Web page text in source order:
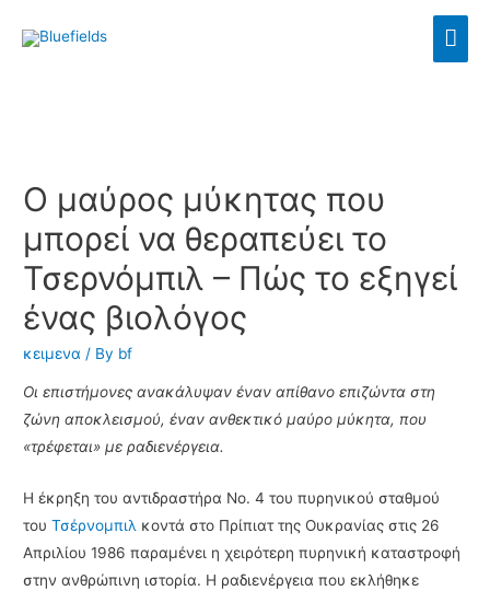
Ο μαύρος μύκητας που
μπορεί να θεραπεύει το
Τσερνόμπιλ – Πώς το εξηγεί
ένας βιολόγος
κειμενα / By bf
Οι επιστήμονες ανακάλυψαν έναν απίθανο επιζώντα στη
ζώνη αποκλεισμού, έναν ανθεκτικό μαύρο μύκητα, που
«τρέφεται» με ραδιενέργεια.
Η έκρηξη του αντιδραστήρα Νο. 4 του πυρηνικού σταθμού
τουΤσέρνομπιλ κοντά στο Πρίπιατ της Ουκρανίας στις 26
Απριλίου 1986 παραμένει η χειρότερη πυρηνική καταστροφή
στην ανθρώπινη ιστορία. Η ραδιενέργεια που εκλήθηκε